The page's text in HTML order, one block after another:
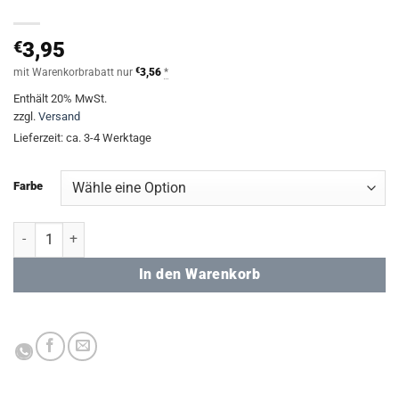
€3,95
mit Warenkorbrabatt nur €3,56 *
Enthält 20% MwSt.
zzgl. Versand
Lieferzeit: ca. 3-4 Werktage
Farbe
Locher (Stylex) - 10 Blatt Menge
In den Warenkorb